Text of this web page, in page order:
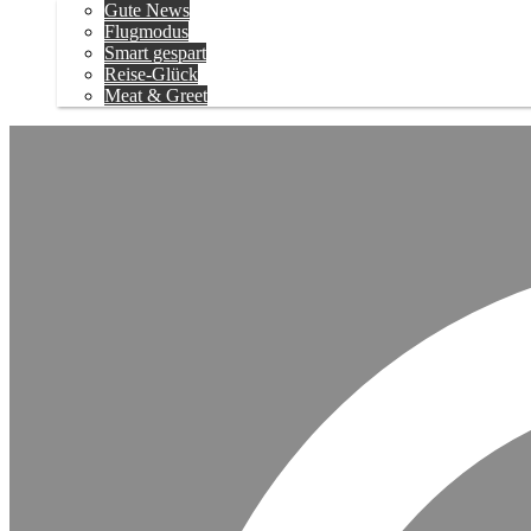
Gute News
Flugmodus
Smart gespart
Reise-Glück
Meat & Greet